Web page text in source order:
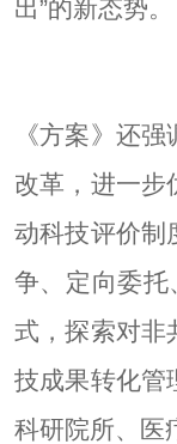
出”的新态势。
《方案》还
改革，进一步
动科技评价制
争、定向委托
式，探索对非
技成果转化管
科研院所、医